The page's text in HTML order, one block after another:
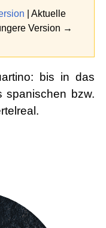
| Aktuelle
Version →
bis in das
spanischen bzw.